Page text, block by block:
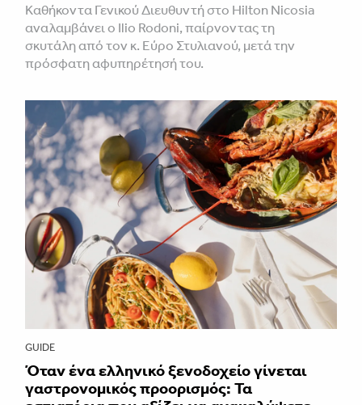
Καθήκοντα Γενικού Διευθυντή στο Hilton Nicosia
αναλαμβάνει ο Ilio Rodoni, παίρνοντας τη
σκυτάλη από τον κ. Εύρο Στυλιανού, μετά την
πρόσφατη αφυπηρέτησή του.
GUIDE
Όταν ένα ελληνικό ξενοδοχείο γίνεται
γαστρονομικός προορισμός: Τα